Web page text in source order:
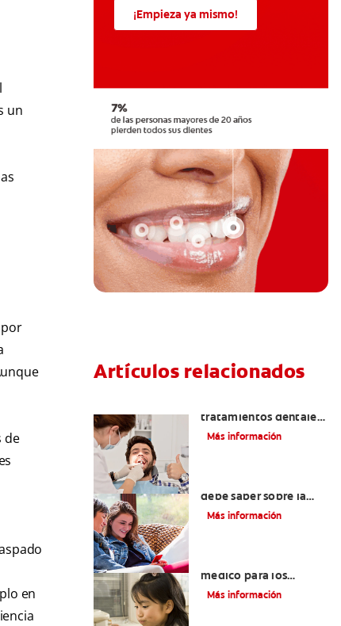
un
por
de
en
¡Empieza ya mismo!
Artículos relacionados
tratamientos dentales
con láser
Más información
debe saber sobre la
extracción de dientes
Más información
médico para los
estudiantes
Más información